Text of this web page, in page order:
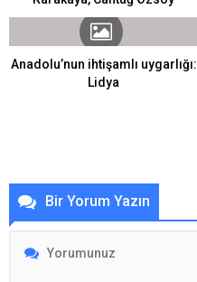
Anadolu’nun ihtişamlı uygarlığı:
Lidya
Bir Yorum Yazın